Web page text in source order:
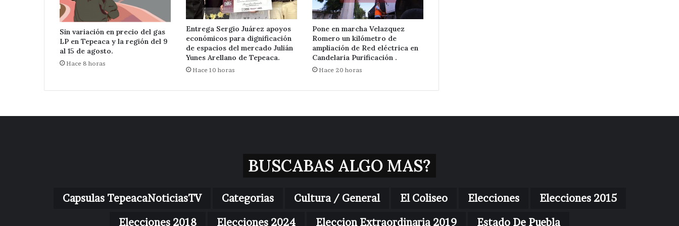
Sin variación en precio del gas
LP en Tepeaca y la región del 9
al 15 de agosto.
Hace 8 horas
Entrega Sergio Juárez apoyos
económicos para dignificación
de espacios del mercado Julián
Yunes Arellano de Tepeaca.
Hace 10 horas
Pone en marcha Velazquez
Romero un kilómetro de
ampliación de Red eléctrica en
Candelaria Purificación .
Hace 20 horas
BUSCABAS ALGO MAS?
Capsulas TepeacaNoticiasTV Categorias Cultura / General El Coliseo Elecciones
Elecciones 2015
Elecciones 2018
Elecciones 2024 Eleccion Extraordinaria 2019 Estado De Puebla